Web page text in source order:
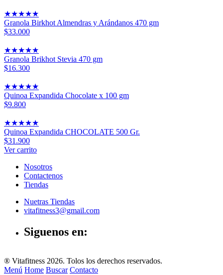
★★★★★
Granola Birkhot Almendras y Arándanos 470 gm
$33.000
★★★★★
Granola Brikhot Stevia 470 gm
$16.300
★★★★★
Quinoa Expandida Chocolate x 100 gm
$9.800
★★★★★
Quinoa Expandida CHOCOLATE 500 Gr.
$31.900
Ver carrito
Nosotros
Contactenos
Tiendas
Nuetras Tiendas
vitafitness3@gmail.com
Siguenos en:
® Vitafitness 2026. Tolos los derechos reservados.
Menú Home Buscar Contacto